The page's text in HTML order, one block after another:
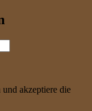
akzeptiere die